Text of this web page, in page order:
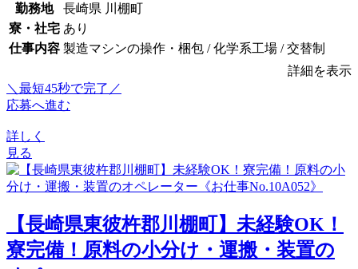
勤務地
長崎県 川棚町
寮・社宅 あり
仕事内容 製造マシンの操作・梱包 / 化学系工場 / 交替制
詳細を表示
＼最短45秒で完了／
応募へ進む
詳しく
見る
【長崎県東彼杵郡川棚町】未経験OK！
寮完備！原料の小分け・運搬・装置の